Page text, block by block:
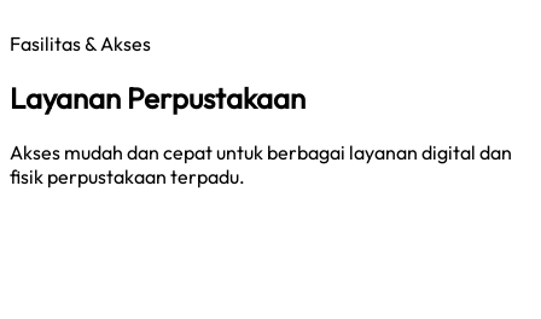
Fasilitas & Akses
Layanan Perpustakaan
Akses mudah dan cepat untuk berbagai layanan digital dan
fisik perpustakaan terpadu.